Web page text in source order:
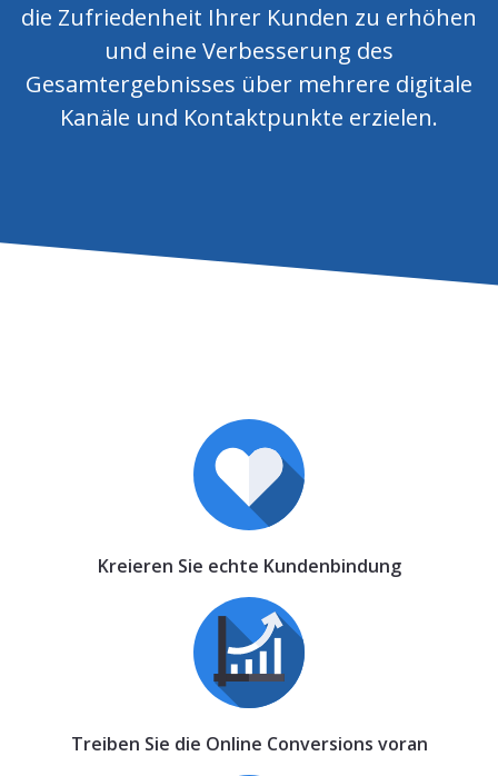
die Zufriedenheit Ihrer Kunden zu erhöhen
und eine Verbesserung des
Gesamtergebnisses über mehrere digitale
Kanäle und Kontaktpunkte erzielen.
Kreieren Sie echte Kundenbindung
Treiben Sie die Online Conversions voran